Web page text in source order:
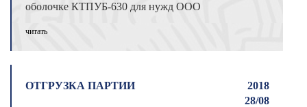
оболочке КТПУБ-630 для нужд ООО
читать
ОТГРУЗКА ПАРТИИ
2018
28/08